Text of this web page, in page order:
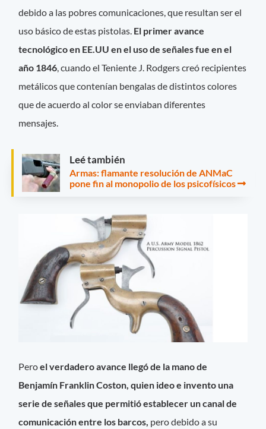
debido a las pobres comunicaciones, que resultan ser el
uso básico de estas pistolas. El primer avance
tecnológico en EE.UU en el uso de señales fue en el
año 1846 , cuando el Teniente J. Rodgers creó recipientes
metálicos que contenían bengalas de distintos colores
que de acuerdo al color se enviaban diferentes
mensajes.
Leé también
Armas: flamante resolución de ANMaC
pone fin al monopolio de los psicofísicos
Peroel verdadero avance llegó de la mano de
Benjamín Franklin Coston, quien ideo e invento una
serie de señales que permitió establecer un canal de
comunicación entre los barcos, pero debido a su